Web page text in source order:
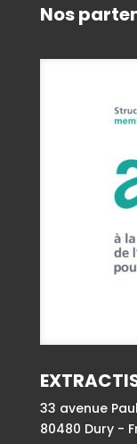
Nos
33 avenue
80480 Dury -